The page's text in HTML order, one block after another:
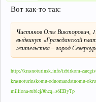
Вот как-то так:
Чистяков Олег Викторович,
выдвинут «Гражданской
жительства – город
http://krasnoturinsk.info/izbirkom-
krasnoturinskomu-odnomandatnomu-
milliona-rublej/#hcq=s6EByTp